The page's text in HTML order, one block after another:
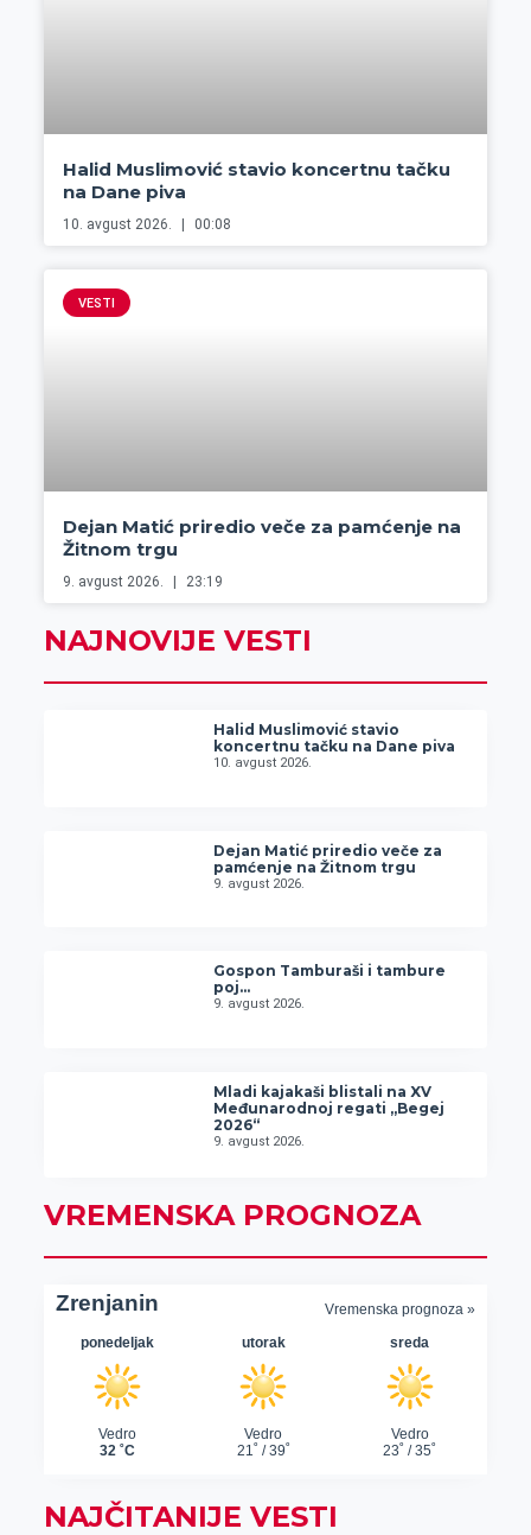
Halid Muslimović stavio koncertnu tačku
na Dane piva
10. avgust 2026. 00:08
VESTI
Dejan Matić priredio veče za pamćenje na
Žitnom trgu
9. avgust 2026. 23:19
NAJNOVIJE VESTI
Halid Muslimović stavio
koncertnu tačku na Dane piva
10. avgust 2026.
Dejan Matić priredio veče za
pamćenje na Žitnom trgu
9. avgust 2026.
Gospon Tamburaši i tambure
poj…
9. avgust 2026.
Mladi kajakaši blistali na XV
Međunarodnoj regati „Begej
2026“
9. avgust 2026.
VREMENSKA PROGNOZA
NAJČITANIJE VESTI